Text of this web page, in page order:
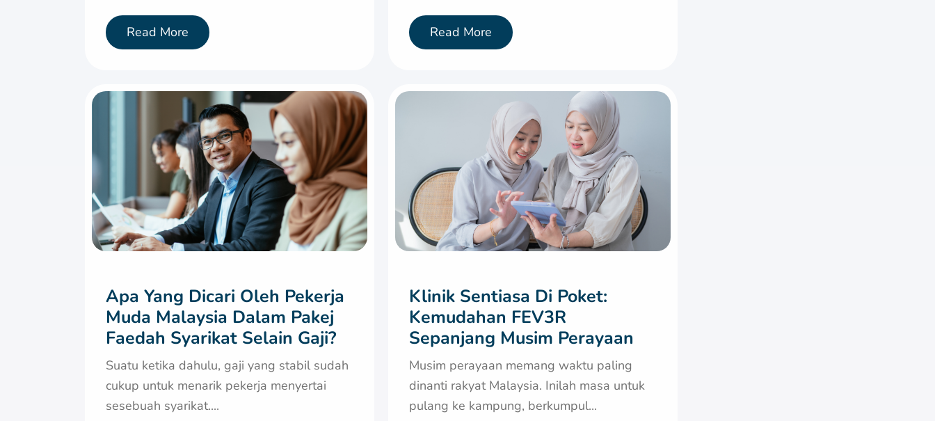
Read More Read More
Apa Yang Dicari Oleh Pekerja
Muda Malaysia Dalam Pakej
Faedah Syarikat Selain Gaji?
Suatu ketika dahulu, gaji yang stabil sudah
cukup untuk menarik pekerja menyertai
sesebuah syarikat....
Klinik Sentiasa Di Poket:
Kemudahan FEV3R
Sepanjang Musim Perayaan
Musim perayaan memang waktu paling
dinanti rakyat Malaysia. Inilah masa untuk
pulang ke kampung, berkumpul...